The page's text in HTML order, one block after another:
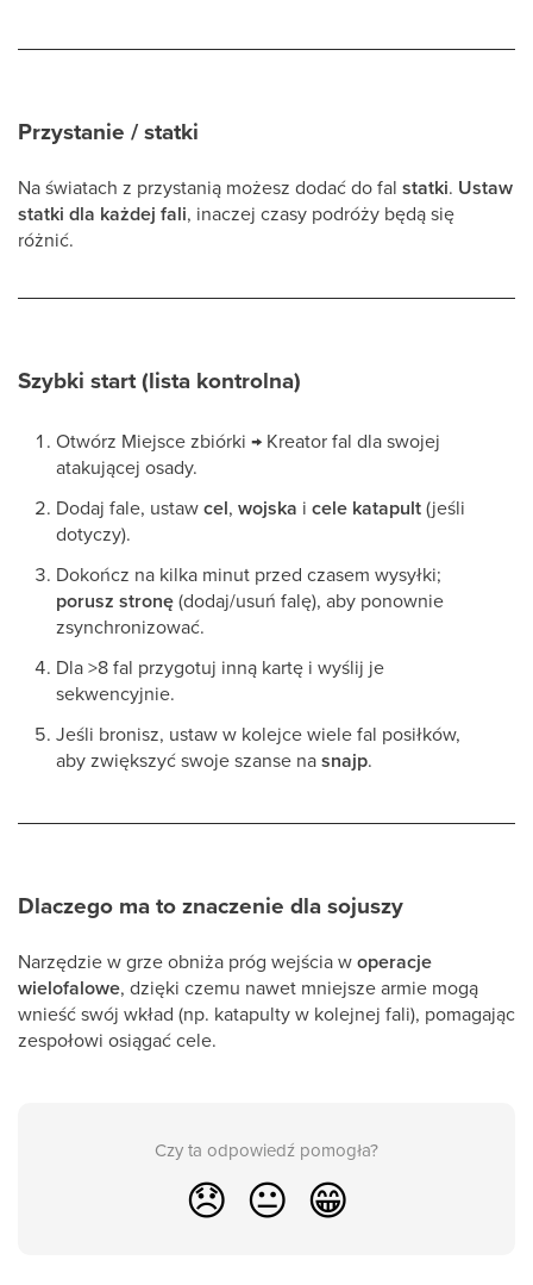
Przystanie / statki
Na światach z przystanią możesz dodać do fal statki. Ustaw
statki dla każdej fali, inaczej czasy podróży będą się
różnić.
Szybki start (lista kontrolna)
Otwórz Miejsce zbiórki → Kreator fal dla swojej
atakującej osady.
Dodaj fale, ustawcel, wojska i cele katapult(jeśli
dotyczy).
Dokończ na kilka minut przed czasem wysyłki;
porusz stronę(dodaj/usuń falę), aby ponownie
zsynchronizować.
Dla >8 fal przygotuj inną kartę i wyślij je
sekwencyjnie.
Jeśli bronisz, ustaw w kolejce wiele fal posiłków,
aby zwiększyć swoje szanse nasnajp.
Dlaczego ma to znaczenie dla sojuszy
Narzędzie w grze obniża próg wejścia woperacje
wielofalowe, dzięki czemu nawet mniejsze armie mogą
wnieść swój wkład (np. katapulty w kolejnej fali), pomagając
zespołowi osiągać cele.
Czy ta odpowiedź pomogła?
😞 😐 😁